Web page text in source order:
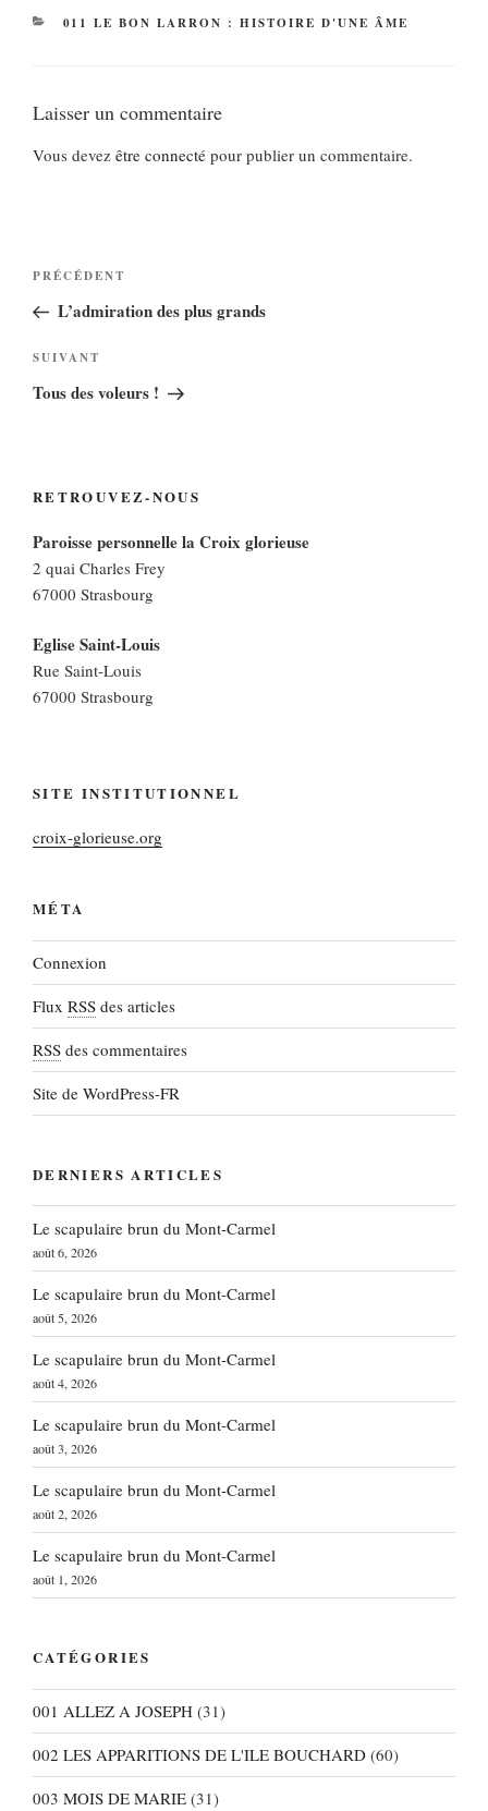
CATÉGORIES
011 LE BON LARRON : HISTOIRE D'UNE ÂME
Laisser un commentaire
Vous devez être connecté pour publier un commentaire.
Navigation
l’article
Article
précédent
PRÉCÉDENT
L’admiration des plus grands
Article
suivant
SUIVANT
Tous des voleurs !
RETROUVEZ-NOUS
Paroisse personnelle la Croix glorieuse
2 quai Charles Frey
67000 Strasbourg
Eglise Saint-Louis
Rue Saint-Louis
67000 Strasbourg
SITE INSTITUTIONNEL
croix-glorieuse.org
MÉTA
Connexion
Flux RSS des articles
RSS des commentaires
Site de WordPress-FR
DERNIERS ARTICLES
Le scapulaire brun du Mont-Carmel
août 6, 2026
Le scapulaire brun du Mont-Carmel
août 5, 2026
Le scapulaire brun du Mont-Carmel
août 4, 2026
Le scapulaire brun du Mont-Carmel
août 3, 2026
Le scapulaire brun du Mont-Carmel
août 2, 2026
Le scapulaire brun du Mont-Carmel
août 1, 2026
CATÉGORIES
001 ALLEZ A JOSEPH (31)
002 LES APPARITIONS DE L'ILE BOUCHARD (60)
003 MOIS DE MARIE (31)